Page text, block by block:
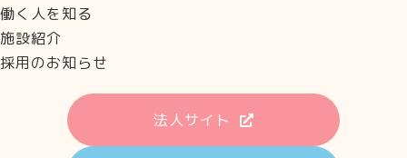
働く人を知る
施設紹介
採用のお知らせ
法人サイト